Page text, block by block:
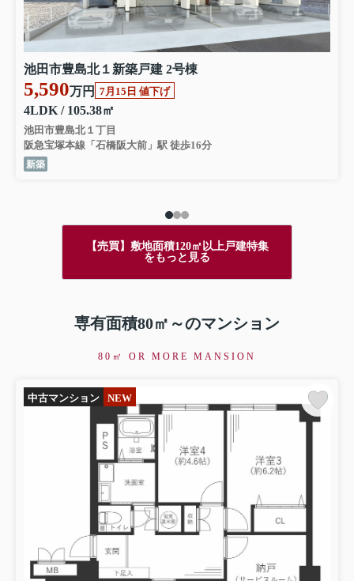
池田市豊島北１新築戸建 2号棟
5,590万円 7月15日 値下げ
4LDK / 105.38㎡
池田市豊島北１丁目
阪急宝塚本線「石橋阪大前」駅 徒歩16分
新築
【売買】敷地面積120㎡以上戸建特集
をもっと見る
専有面積80㎡～のマンション
80㎡ OR MORE MANSION
中古マンション NEW